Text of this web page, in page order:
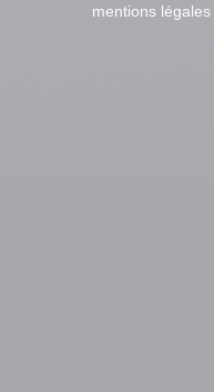
mentions légales